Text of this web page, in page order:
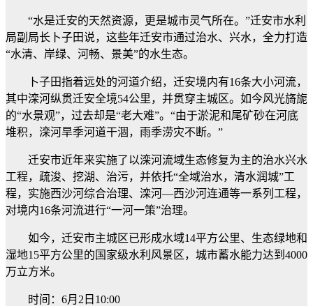
“水是迁安的天然资源，更是城市灵气所在。”迁安市水利
局副局长卜子田说，这些年迁安市通过治水、兴水，全力打造
“水清、岸绿、河畅、景美”的水生态。
卜子田指着远处的河道介绍，迁安境内有16条大小河流，
其中滦河纵贯迁安全境54公里，并贯穿主城区。如今风光旖旎
的“水景观”，过去却是“老大难”。“由于淤泥和尾矿砂在河底
堆积，滦河旱季河道干涸，雨季涝灾不断。”
迁安市近年来实施了以滦河流域生态修复为主的治水兴水
工程，疏浚、挖湖、治污，并依托“全域治水，清水润城”工
程，实施西沙河综合治理、滦河—西沙河连通等一系列工程，
对境内16条河流进行“一河一策”治理。
如今，迁安市主城区已形成水域14平方公里、生态绿地和
湿地15平方公里的国家级水利风景区，城市蓄水能力达到4000
万立方米。
时间：6月2日10:00